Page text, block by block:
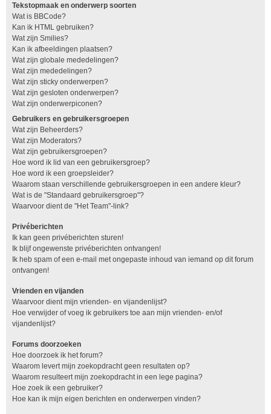
Tekstopmaak en onderwerp soorten
Wat is BBCode?
Kan ik HTML gebruiken?
Wat zijn Smilies?
Kan ik afbeeldingen plaatsen?
Wat zijn globale mededelingen?
Wat zijn mededelingen?
Wat zijn sticky onderwerpen?
Wat zijn gesloten onderwerpen?
Wat zijn onderwerpiconen?
Gebruikers en gebruikersgroepen
Wat zijn Beheerders?
Wat zijn Moderators?
Wat zijn gebruikersgroepen?
Hoe word ik lid van een gebruikersgroep?
Hoe word ik een groepsleider?
Waarom staan verschillende gebruikersgroepen in een andere kleur?
Wat is de "Standaard gebruikersgroep"?
Waarvoor dient de "Het Team"-link?
Privéberichten
Ik kan geen privéberichten sturen!
Ik blijf ongewenste privéberichten ontvangen!
Ik heb spam of een e-mail met ongepaste inhoud van iemand op dit forum
ontvangen!
Vrienden en vijanden
Waarvoor dient mijn vrienden- en vijandenlijst?
Hoe verwijder of voeg ik gebruikers toe aan mijn vrienden- en/of
vijandenlijst?
Forums doorzoeken
Hoe doorzoek ik het forum?
Waarom levert mijn zoekopdracht geen resultaten op?
Waarom resulteert mijn zoekopdracht in een lege pagina?
Hoe zoek ik een gebruiker?
Hoe kan ik mijn eigen berichten en onderwerpen vinden?